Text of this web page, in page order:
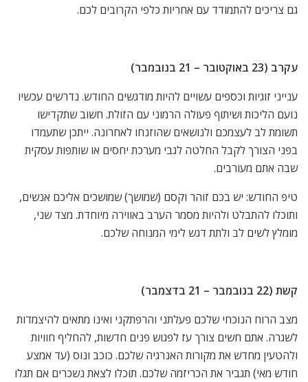
גם צריכים להתמודד עם אחריות כלפי הקרובים לכם.
עקרב (23 באוקטובר – 21 בנובמבר)
ענייני זוגיות וכספים עשויים להיות מודגשים החודש. נדרשים עכשיו
נועם הליכות ושיתוף פעולה הרמוני עם הזולת. חשוב שתקדישו
תשומת לב לעצמכם ולנושאים שהוזנחו לאחרונה. ייתכן שתעמדו
בפני הצורך לקבל החלטה לגבי מערכת יחסים או שותפות עסקית
שבה אתם מעורבים.
טיפ החודש: יש בכם זוהר וקסם (שמושך) שמושכים אליכם אנשים,
ותוכלו להתבלט ולהיות מסמר הערב באווירה מיוחדת. מצד שני,
מומלץ לשים לב ולתת דגש לימי המנוחה שלכם.
קשת (22 בנובמבר – 21 בדצמבר)
מצב הרוח הנוכחי שלכם פעלתני והרפתקני ואינו מתאים להיצמדות
לשגרה. אתם חשים צורך עז לפגוש פנים חדשות, להחליף חוויות
ולהטעין מחדש את מקורות האנרגיה שלכם. כוכב ונוס (עד אמצע
חודש מאי) תגביר את הכריזמה שלכם. תוכלו לצאת נשכרים אם תגלו